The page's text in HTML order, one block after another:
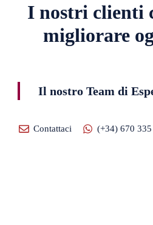
I nostri clienti
migliorare
Il nostro Team di
Contattaci (+34) 670